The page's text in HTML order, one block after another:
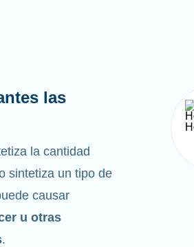
las
la cantidad
sintetiza un tipo de
causar
u otras
.